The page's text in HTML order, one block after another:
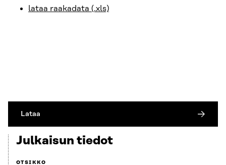
lataa raakadata (.xls)
Lataa
Julkaisun tiedot
OTSIKKO